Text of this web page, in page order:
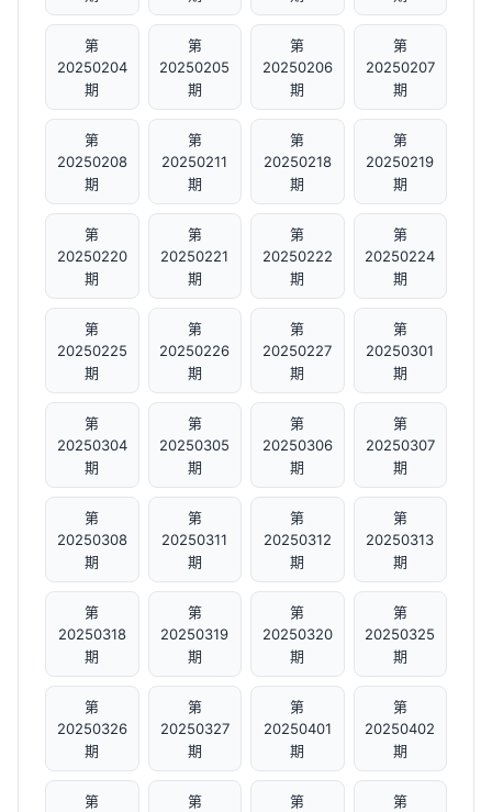
第
20250204
期
第
20250205
期
第
20250206
期
第
20250207
期
第
20250208
期
第
20250211
期
第
20250218
期
第
20250219
期
第
20250220
期
第
20250221
期
第
20250222
期
第
20250224
期
第
20250225
期
第
20250226
期
第
20250227
期
第
20250301
期
第
20250304
期
第
20250305
期
第
20250306
期
第
20250307
期
第
20250308
期
第
20250311
期
第
20250312
期
第
20250313
期
第
20250318
期
第
20250319
期
第
20250320
期
第
20250325
期
第
20250326
期
第
20250327
期
第
20250401
期
第
20250402
期
第 第 第 第